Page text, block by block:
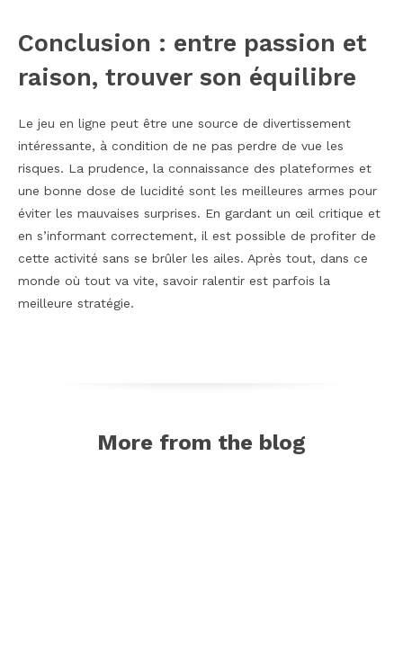
Conclusion : entre passion et
raison, trouver son équilibre
Le jeu en ligne peut être une source de divertissement
intéressante, à condition de ne pas perdre de vue les
risques. La prudence, la connaissance des plateformes et
une bonne dose de lucidité sont les meilleures armes pour
éviter les mauvaises surprises. En gardant un œil critique et
en s’informant correctement, il est possible de profiter de
cette activité sans se brûler les ailes. Après tout, dans ce
monde où tout va vite, savoir ralentir est parfois la
meilleure stratégie.
More from the blog